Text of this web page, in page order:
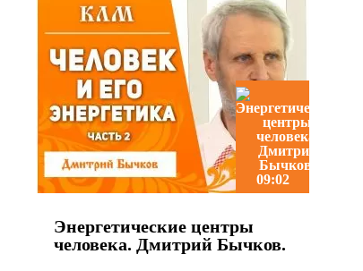
09:02
Энергетические центры
человека. Дмитрий Бычков.